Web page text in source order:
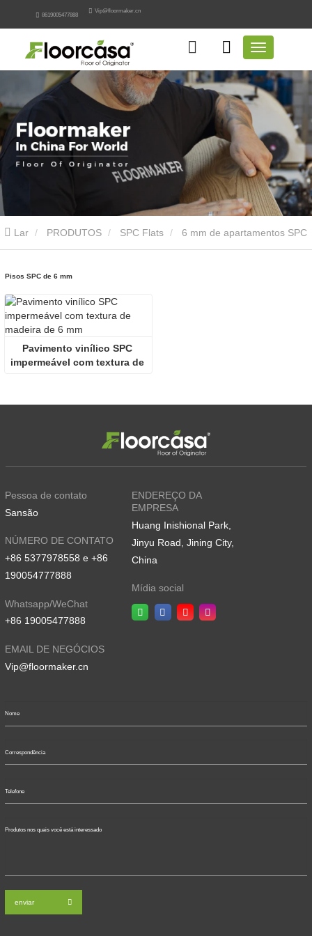
8619005477888
Vip@floormaker.cn
Lar PRODUTOS SPC Flats 6 mm de apartamentos SPC
Pisos SPC de 6 mm
Pavimento vinílico SPC
impermeável com textura de
Pessoa de contato
Sansão
NÚMERO DE CONTATO
+86 5377978558 e +86
190054777888
Whatsapp/WeChat
+86 19005477888
EMAIL DE NEGÓCIOS
Vip@floormaker.cn
ENDEREÇO DA
EMPRESA
Huang Inishional Park,
Jinyu Road, Jining City,
China
Mídia social
enviar